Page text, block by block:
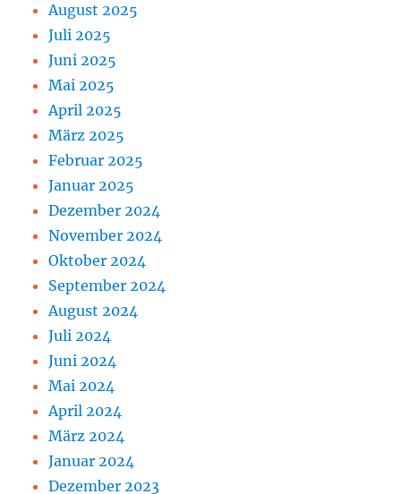
August 2025
Juli 2025
Juni 2025
Mai 2025
April 2025
März 2025
Februar 2025
Januar 2025
Dezember 2024
November 2024
Oktober 2024
September 2024
August 2024
Juli 2024
Juni 2024
Mai 2024
April 2024
März 2024
Januar 2024
Dezember 2023